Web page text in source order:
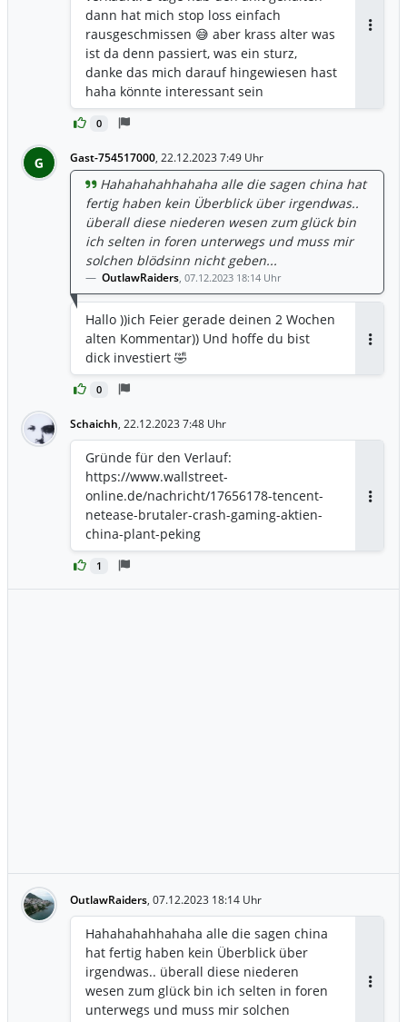
0
dann hat mich stop loss einfach
rausgeschmissen 😅 aber krass alter was
ist da denn passiert, was ein sturz,
danke das mich darauf hingewiesen hast
haha könnte interessant sein
G Gast-754517000, 22.12.2023 7:49 Uhr
0
Hahahahahhahaha alle die sagen china hat
fertig haben kein Überblick über irgendwas..
überall diese niederen wesen zum glück bin
ich selten in foren unterwegs und muss mir
solchen blödsinn nicht geben...
OutlawRaiders, 07.12.2023 18:14 Uhr
Hallo ))ich Feier gerade deinen 2 Wochen
alten Kommentar)) Und hoffe du bist
dick investiert 🤣
Schaichh, 22.12.2023 7:48 Uhr
1
Gründe für den Verlauf:
https://www.wallstreet-
online.de/nachricht/17656178-tencent-
netease-brutaler-crash-gaming-aktien-
china-plant-peking
OutlawRaiders, 07.12.2023 18:14 Uhr
Hahahahahhahaha alle die sagen china
hat fertig haben kein Überblick über
irgendwas.. überall diese niederen
wesen zum glück bin ich selten in foren
unterwegs und muss mir solchen